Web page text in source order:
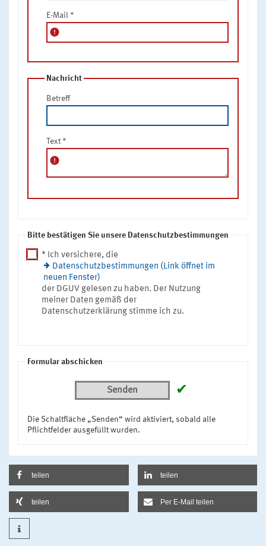
E-Mail *
error
Nachricht
Betreff
Text *
error
Bitte bestätigen Sie unsere Datenschutzbestimmungen
* Ich versichere, die
Datenschutzbestimmungen (Link öffnet im
neuen Fenster)
der DGUV gelesen zu haben. Der Nutzung
meiner Daten gemäß der
Datenschutzerklärung stimme ich zu.
Formular abschicken
Senden ✔
Die Schaltfläche „Senden“ wird aktiviert, sobald alle
Pflichtfelder ausgefüllt wurden.
teilen teilen
teilen Per E-Mail teilen